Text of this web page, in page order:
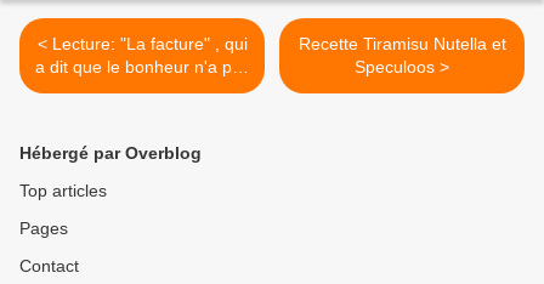
< Lecture: "La facture" , qui
a dit que le bonheur n'a pas
de prix ?
Recette Tiramisu Nutella et
Speculoos >
Hébergé par Overblog
Top articles
Pages
Contact